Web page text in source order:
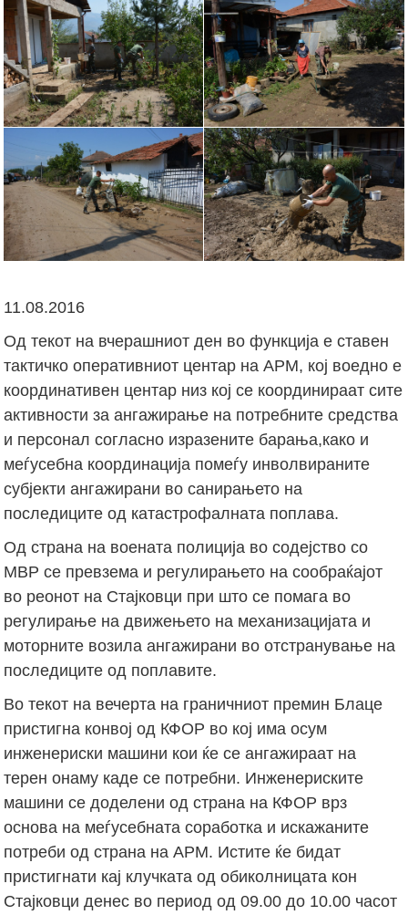
11.08.2016
Од текот на вчерашниот ден во функција е ставен
тактичко оперативниот центар на АРМ, кој воедно е
координативен центар низ кој се координираат сите
активности за ангажирање на потребните средства
и персонал согласно изразените барања,како и
меѓусебна координација помеѓу инволвираните
субјекти ангажирани во санирањето на
последиците од катастрофалната поплава.
Од страна на воената полиција во содејство со
МВР се превзема и регулирањето на сообраќајот
во реонот на Стајковци при што се помага во
регулирање на движењето на механизацијата и
моторните возила ангажирани во отстранување на
последиците од поплавите.
Во текот на вечерта на граничниот премин Блаце
пристигна конвој од КФОР во кој има осум
инженериски машини кои ќе се ангажираат на
терен онаму каде се потребни. Инженериските
машини се доделени од страна на КФОР врз
основа на меѓусебната соработка и искажаните
потреби од страна на АРМ. Истите ќе бидат
пристигнати кај клучката од обиколницата кон
Стајковци денес во период од 09.00 до 10.00 часот